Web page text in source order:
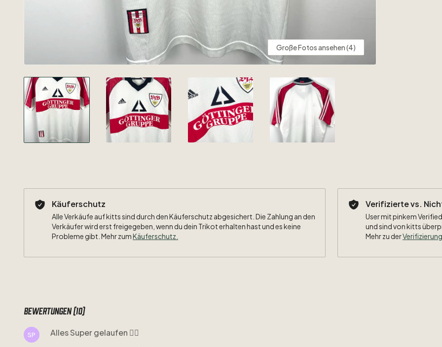
Große Fotos ansehen (4)
Käuferschutz
Alle Verkäufe auf kitts sind durch den Käuferschutz abgesichert. Die Zahlung an den
Verkäufer wird erst freigegeben, wenn du dein Trikot erhalten hast und es keine
Probleme gibt. Mehr zumKäuferschutz
Verifizierte vs.
User mit pinkem
und sind von kitts
Mehr zu derVerifizierung.
Bewertungen (10)
SP Alles Super gelaufen 👍🏻